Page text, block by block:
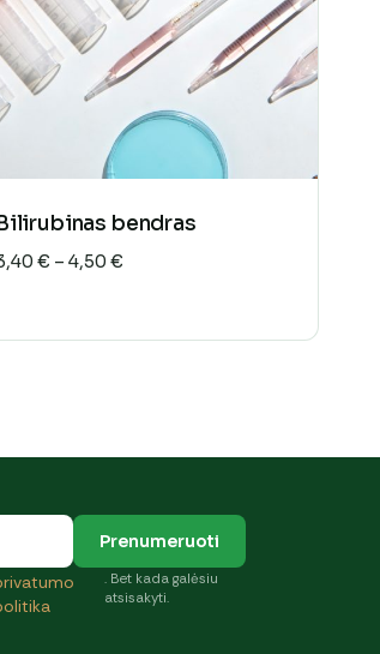
Bilirubinas bendras
€ – 4,50 €
through
Prenumeruoti
. Bet kada galėsiu
atsisakyti.